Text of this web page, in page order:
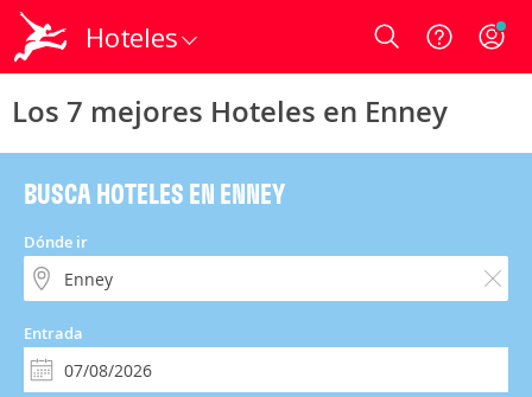
Hoteles Login
Los 7 mejores Hoteles en Enney
BUSCA HOTELES EN ENNEY
Dónde ir
Entrada